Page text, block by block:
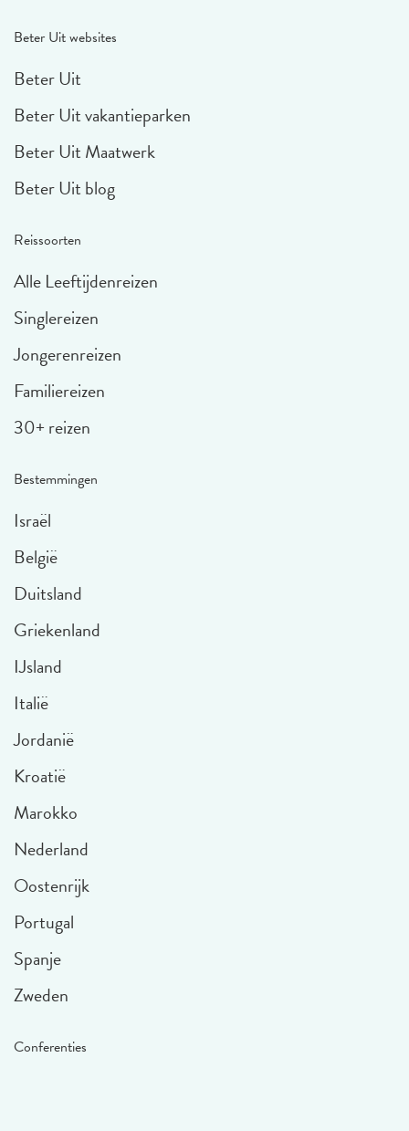
Beter Uit websites
Beter Uit
Beter Uit vakantieparken
Beter Uit Maatwerk
Beter Uit blog
Reissoorten
Alle Leeftijdenreizen
Singlereizen
Jongerenreizen
Familiereizen
30+ reizen
Bestemmingen
Israël
België
Duitsland
Griekenland
IJsland
Italië
Jordanië
Kroatië
Marokko
Nederland
Oostenrijk
Portugal
Spanje
Zweden
Conferenties